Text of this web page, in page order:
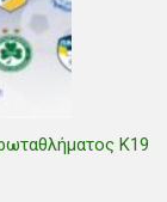
Κ19